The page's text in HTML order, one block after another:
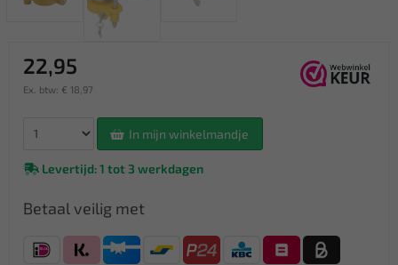
22,95
Ex. btw: € 18,97
In mijn winkelmandje
Levertijd: 1 tot 3 werkdagen
Betaal veilig met